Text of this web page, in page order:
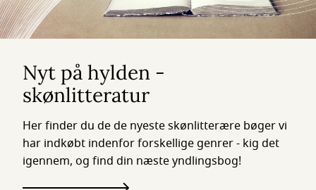
Nyt på hylden -
skønlitteratur
Her finder du de de nyeste skønlitterære bøger vi
har indkøbt indenfor forskellige genrer - kig det
igennem, og find din næste yndlingsbog!